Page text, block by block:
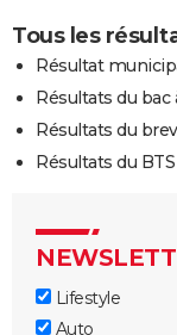
Tous les
Résultat
Résultats du bac
Résultats du
Résultats du
Lifestyle
Auto